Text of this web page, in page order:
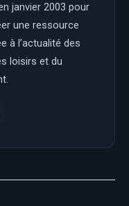
janvier 2003 pour
une ressource
à l’actualité des
loisirs et du